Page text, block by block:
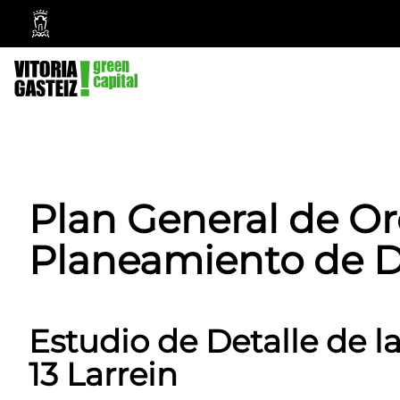
Vitoria-
Gasteiz
City
Council
Plan General de
Planeamiento de
Estudio de Detalle de
13 Larrein